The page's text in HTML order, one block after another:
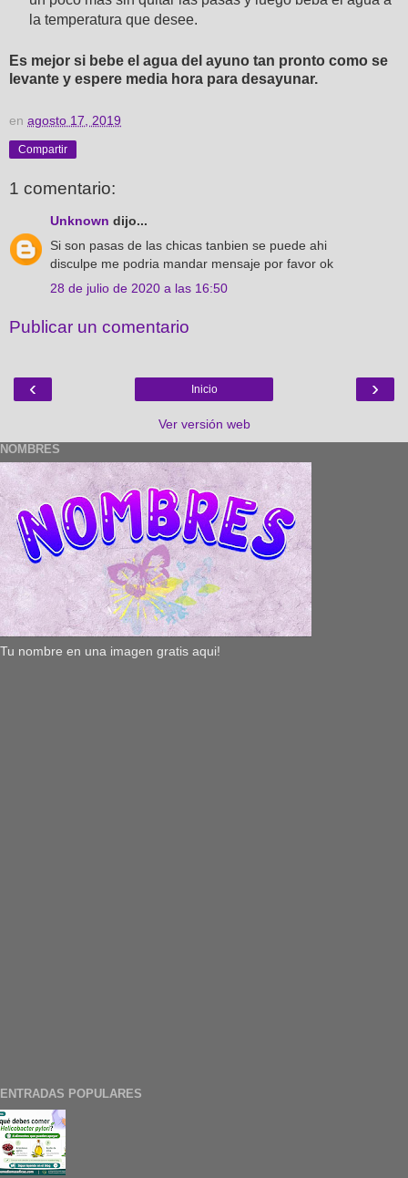
la temperatura que desee.
Es mejor si bebe el agua del ayuno tan pronto como se
levante y espere media hora para desayunar.
en agosto 17, 2019
Compartir
1 comentario:
Unknown dijo...
Si son pasas de las chicas tanbien se puede ahi
disculpe me podria mandar mensaje por favor ok
28 de julio de 2020 a las 16:50
Publicar un comentario
‹ ›
Inicio
Ver versión web
NOMBRES
Tu nombre en una imagen gratis aqui!
ENTRADAS POPULARES